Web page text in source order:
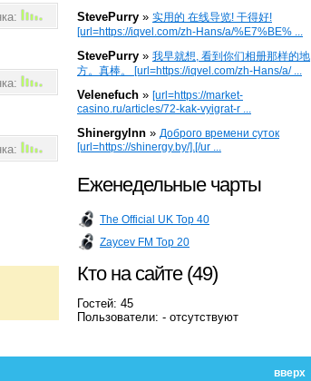
StevePurry » 实用的 在线导览! 干得好!
[url=https://iqvel.com/zh-Hans/a/%E7%BE% ...
StevePurry » 我早就想, 看到你们相册那样的地
方。真棒。 [url=https://iqvel.com/zh-Hans/a/ ...
Velenefuch » [url=https://market-
casino.ru/articles/72-kak-vyigrat-r ...
Shinergylnn » Доброго времени суток
[url=https://shinergy.by/].[/ur ...
Еженедельные чарты
The Official UK Top 40
Zaycev FM Top 20
Кто на сайте (49)
Гостей: 45
Пользователи: - отсутствуют
вверх